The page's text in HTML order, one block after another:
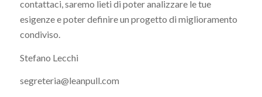
contattaci, saremo lieti di poter analizzare le tue
esigenze e poter definire un progetto di miglioramento
condiviso.
Stefano Lecchi
segreteria@leanpull.com